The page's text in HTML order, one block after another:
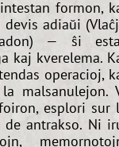
formon,
adiaŭi
— ŝi
kaj kverelema.
operacioj,
malsanulejon.
esplori sur
antrakso. Ni